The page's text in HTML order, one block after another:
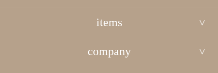
items
company